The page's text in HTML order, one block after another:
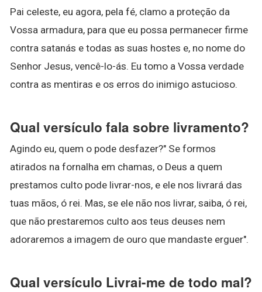
Pai celeste, eu agora, pela fé, clamo a proteção da
Vossa armadura, para que eu possa permanecer firme
contra satanás e todas as suas hostes e, no nome do
Senhor Jesus, vencê-lo-ás. Eu tomo a Vossa verdade
contra as mentiras e os erros do inimigo astucioso.
Qual versículo fala sobre livramento?
Agindo eu, quem o pode desfazer?" Se formos
atirados na fornalha em chamas, o Deus a quem
prestamos culto pode livrar-nos, e ele nos livrará das
tuas mãos, ó rei. Mas, se ele não nos livrar, saiba, ó rei,
que não prestaremos culto aos teus deuses nem
adoraremos a imagem de ouro que mandaste erguer".
Qual versículo Livrai-me de todo mal?